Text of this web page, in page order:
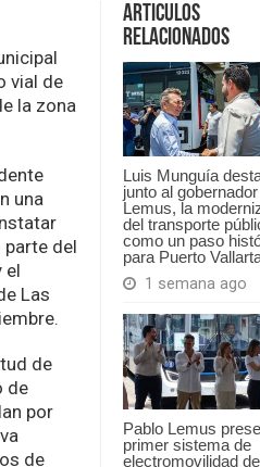
Articulos
Relacionados
Luis Munguía
junto al
Lemus, la
del transporte
como un paso
para Puerto
1 semana ago
Pablo Lemus
primer sistema de
electromovilidad de
vial de
la zona
una
del
el
Las
de
de
por
de